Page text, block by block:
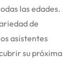
las edades.
de
asistentes
su próxima